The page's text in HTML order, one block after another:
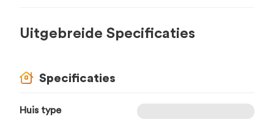
Uitgebreide Specificaties
Specificaties
Huis type